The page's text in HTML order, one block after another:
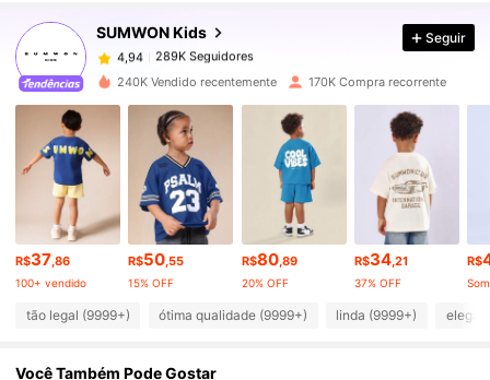
SUMWON Kids
4,94 289K Seguidores
289K Seguidores
4,94 289K Seguidores
4,94 289K Seguidores
289K Seguidores
Seguir
240K Vendido recentemente 170K Compra recorrente
R$37,86
100+ vendido
R$50,55
15% OFF
R$80,89
20% OFF
R$34,21
37% OFF
R$
tão legal (9999+) ótima qualidade (9999+) linda (9999+)
Você Também Pode Gostar